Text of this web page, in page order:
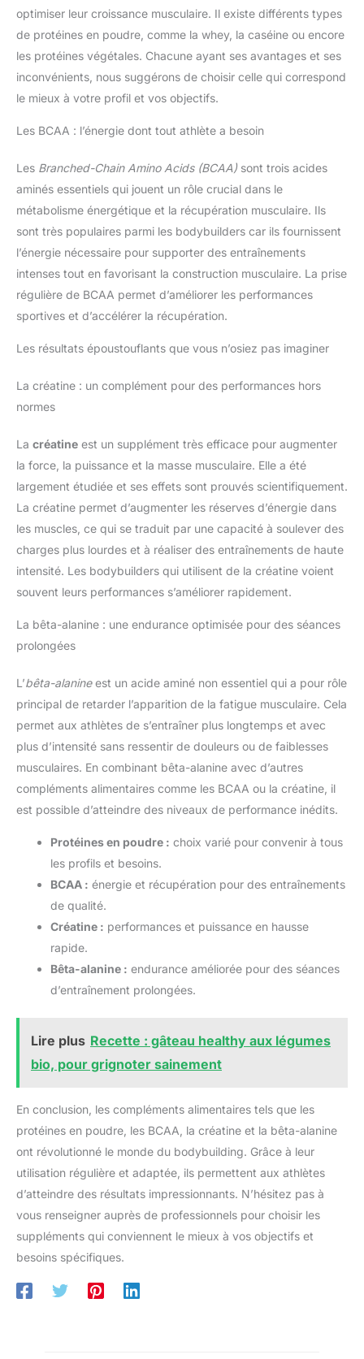
optimiser leur croissance musculaire. Il existe différents types
de protéines en poudre, comme la whey, la caséine ou encore
les protéines végétales. Chacune ayant ses avantages et ses
inconvénients, nous suggérons de choisir celle qui correspond
le mieux à votre profil et vos objectifs.
Les BCAA : l’énergie dont tout athlète a besoin
Les Branched-Chain Amino Acids (BCAA) sont trois acides
aminés essentiels qui jouent un rôle crucial dans le
métabolisme énergétique et la récupération musculaire. Ils
sont très populaires parmi les bodybuilders car ils fournissent
l’énergie nécessaire pour supporter des entraînements
intenses tout en favorisant la construction musculaire. La prise
régulière de BCAA permet d’améliorer les performances
sportives et d’accélérer la récupération.
Les résultats époustouflants que vous n’osiez pas imaginer
La créatine : un complément pour des performances hors
normes
La créatine est un supplément très efficace pour augmenter
la force, la puissance et la masse musculaire. Elle a été
largement étudiée et ses effets sont prouvés scientifiquement.
La créatine permet d’augmenter les réserves d’énergie dans
les muscles, ce qui se traduit par une capacité à soulever des
charges plus lourdes et à réaliser des entraînements de haute
intensité. Les bodybuilders qui utilisent de la créatine voient
souvent leurs performances s’améliorer rapidement.
La bêta-alanine : une endurance optimisée pour des séances
prolongées
L’bêta-alanineest un acide aminé non essentiel qui a pour rôle
principal de retarder l’apparition de la fatigue musculaire. Cela
permet aux athlètes de s’entraîner plus longtemps et avec
plus d’intensité sans ressentir de douleurs ou de faiblesses
musculaires. En combinant bêta-alanine avec d’autres
compléments alimentaires comme les BCAA ou la créatine, il
est possible d’atteindre des niveaux de performance inédits.
Protéines en poudre : choix varié pour convenir à tous
les profils et besoins.
BCAA : énergie et récupération pour des entraînements
de qualité.
Créatine : performances et puissance en hausse
rapide.
Bêta-alanine : endurance améliorée pour des séances
d’entraînement prolongées.
Lire plus Recette : gâteau healthy aux légumes
bio, pour grignoter sainement
En conclusion, les compléments alimentaires tels que les
protéines en poudre, les BCAA, la créatine et la bêta-alanine
ont révolutionné le monde du bodybuilding. Grâce à leur
utilisation régulière et adaptée, ils permettent aux athlètes
d’atteindre des résultats impressionnants. N’hésitez pas à
vous renseigner auprès de professionnels pour choisir les
suppléments qui conviennent le mieux à vos objectifs et
besoins spécifiques.